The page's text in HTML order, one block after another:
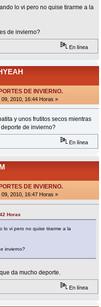
lo vi pero no quise tirarme a la
de invierno?
En línea
DE INVIERNO.
2010, 16:44 Horas »
y unos frutitos secos mientras
de invierno?
En línea
DE INVIERNO.
2010, 16:47 Horas »
Horas
lo vi pero no quise tirarme a la
invierno?
da mucho deporte.
En línea